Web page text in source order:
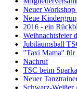
Neuer Workshop
Neue
2016 - ein
Weihnachtsfeier
Jubiläumsball
"Taxi Mama" für
Nachruf
TSC beim
Neuer
Schwarz-Weißer